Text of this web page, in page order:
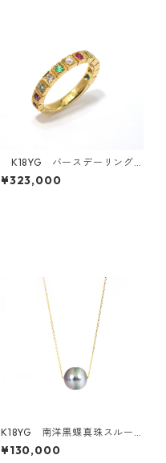
K18YG バースデーリング
《復刻！1年分の誕生石のリン
グ》（K141201・K161128・K1
¥323,000
K18YG 南洋黒蝶真珠スルー
ネックレス 11.7ｍｍ（ KR50
708）
¥130,000